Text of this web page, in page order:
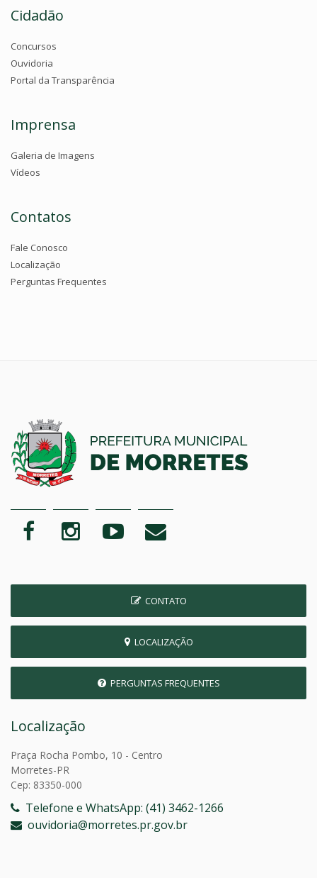
Cidadão
Concursos
Ouvidoria
Portal da Transparência
Imprensa
Galeria de Imagens
Vídeos
Contatos
Fale Conosco
Localização
Perguntas Frequentes
CONTATO
LOCALIZAÇÃO
PERGUNTAS FREQUENTES
Localização
Praça Rocha Pombo, 10 - Centro
Morretes-PR
Cep: 83350-000
Telefone e WhatsApp: (41) 3462-1266
ouvidoria@morretes.pr.gov.br